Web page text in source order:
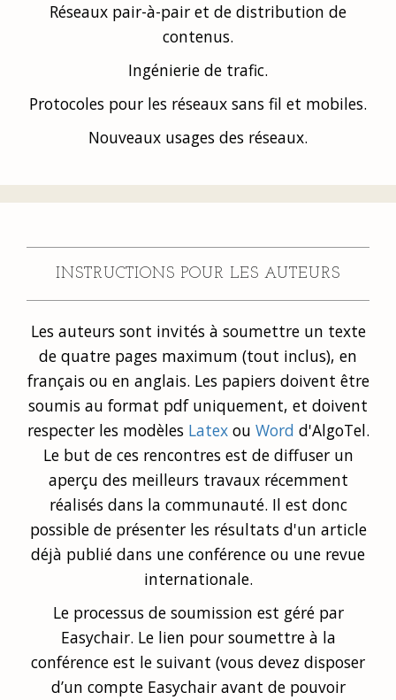
Réseaux pair-à-pair et de distribution de
contenus.
Ingénierie de trafic.
Protocoles pour les réseaux sans fil et mobiles.
Nouveaux usages des réseaux.
INSTRUCTIONS POUR LES AUTEURS
Les auteurs sont invités à soumettre un texte
de quatre pages maximum (tout inclus), en
français ou en anglais. Les papiers doivent être
soumis au format pdf uniquement, et doivent
respecter les modèles Latexou Word d'AlgoTel.
Le but de ces rencontres est de diffuser un
aperçu des meilleurs travaux récemment
réalisés dans la communauté. Il est donc
possible de présenter les résultats d'un article
déjà publié dans une conférence ou une revue
internationale.
Le processus de soumission est géré par
Easychair. Le lien pour soumettre à la
conférence est le suivant (vous devez disposer
d’un compte Easychair avant de pouvoir